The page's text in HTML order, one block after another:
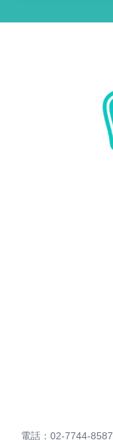
電話：02-7744-8587